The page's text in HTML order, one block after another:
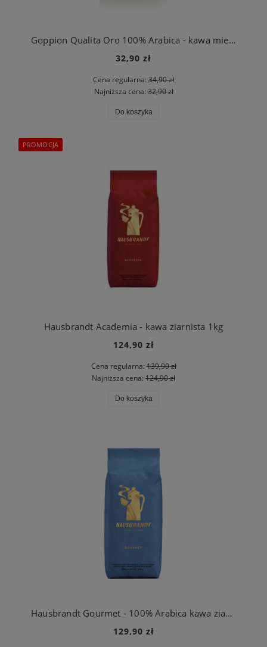
Goppion Qualita Oro 100% Arabica - kawa mielona Premium 250g.
32,90 zł
Cena regularna: 34,90 zł
Najniższa cena:32,90 zł
Do koszyka
Hausbrandt Academia - kawa ziarnista 1kg
124,90 zł
Cena regularna:139,90 zł
Najniższa cena: 124,90 zł
Do koszyka
PROMOCJA
Hausbrandt Gourmet - 100% Arabica kawa ziarnista 1kg
129,90 zł